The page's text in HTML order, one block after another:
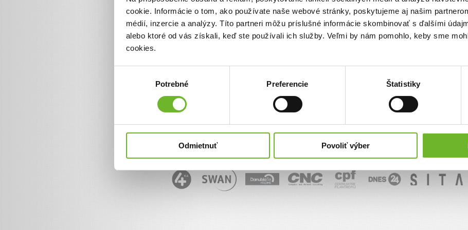
cookie. Informácie o tom, ako používate naše webové stránky, poskytujeme aj našim
médií, inzercie a analýzy. Títo partneri môžu príslušné informácie skombinovať s ďalšími
alebo ktoré od vás získali, keď ste používali ich služby. Veľmi by nám pomohlo, keby sme
cookies.
Potrebné Preferencie Štatistiky
Odmietnuť Povoliť výber
Informácie o ĽudiaĽuďom.sk
+ 421 950 50 50 50
info@ludialudom.sk